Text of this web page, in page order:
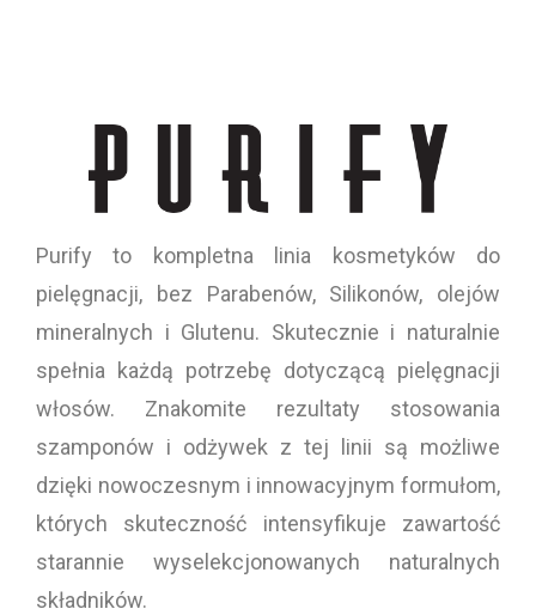
Purify to kompletna linia kosmetyków do
pielęgnacji, bez Parabenów, Silikonów, olejów
mineralnych i Glutenu. Skutecznie i naturalnie
spełnia każdą potrzebę dotyczącą pielęgnacji
włosów. Znakomite rezultaty stosowania
szamponów i odżywek z tej linii są możliwe
dzięki nowoczesnym i innowacyjnym formułom,
których skuteczność intensyfikuje zawartość
starannie wyselekcjonowanych naturalnych
składników.